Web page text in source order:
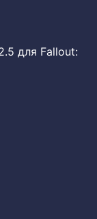
для Fallout: